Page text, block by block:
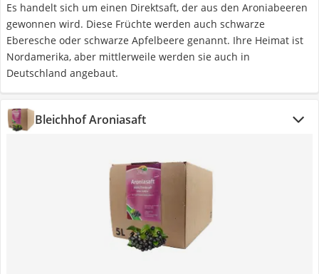
Es handelt sich um einen Direktsaft, der aus den Aroniabeeren
gewonnen wird. Diese Früchte werden auch schwarze
Eberesche oder schwarze Apfelbeere genannt. Ihre Heimat ist
Nordamerika, aber mittlerweile werden sie auch in
Deutschland angebaut.
Bleichhof Aroniasaft